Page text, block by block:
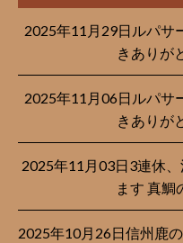
2025年11月29日ルパサ
きありが
2025年11月06日ルパサ
きありが
2025年11月03日3連休
ます 真
2025年10月26日信州鹿